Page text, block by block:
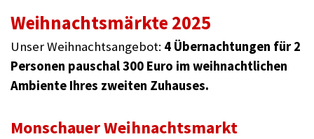
Weihnachtsmärkte 2025
Unser Weihnachtsangebot: 4 Übernachtungen für 2
Personen pauschal 300 Euro im weihnachtlichen
Ambiente Ihres zweiten Zuhauses.
Monschauer Weihnachtsmarkt